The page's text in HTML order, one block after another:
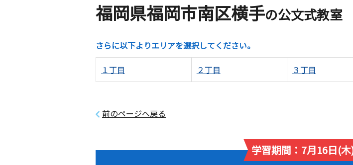
福岡県福岡市南区横手の公文式教室
さらに以下よりエリアを選択してください。
１丁目 ２丁目 ３丁目
前のページへ戻る
学習期間：7月16日(